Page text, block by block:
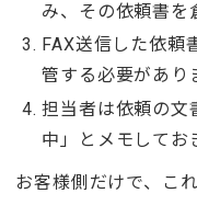
み、その依頼書を
FAX送信した依頼
管する必要があり
担当者は依頼の文
中」とメモしてお
お客様側だけで、こ